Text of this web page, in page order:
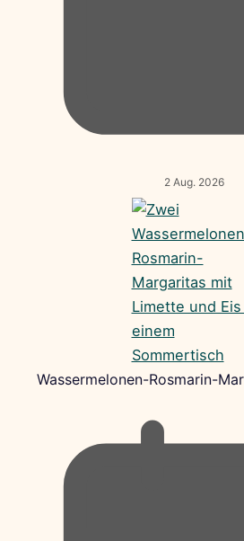
2 Aug. 2026
Wassermelonen-Rosmarin-